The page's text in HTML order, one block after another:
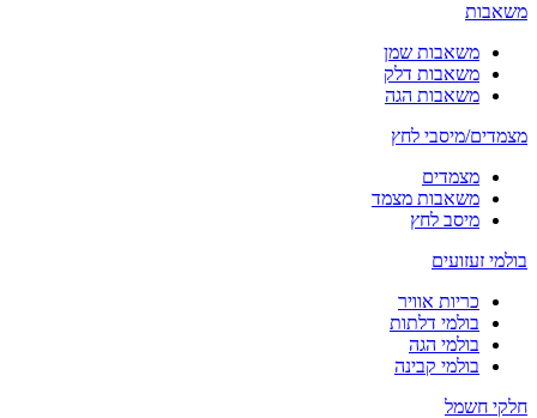
משאבות
משאבות שמן
משאבות דלק
משאבות הגה
מצמדים/מיסבי לחץ
מצמדים
משאבות מצמד
מיסב לחץ
בולמי זעזועים
כריות אוויר
בולמי דלתות
בולמי הגה
בולמי קבינה
חלקי חשמל